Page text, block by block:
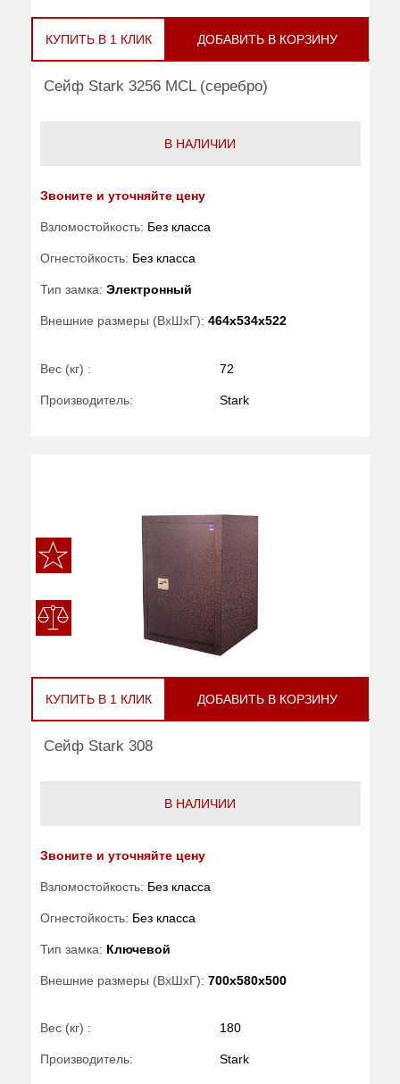
КУПИТЬ В 1 КЛИК ДОБАВИТЬ В КОРЗИНУ
Сейф Stark 3256 MCL (серебро)
В НАЛИЧИИ
Звоните и уточняйте цену
Взломостойкость: Без класса
Огнестойкость: Без класса
Тип замка: Электронный
Внешние размеры (ВхШхГ): 464x534x522
Вес (кг) : 72
Производитель: Stark
КУПИТЬ В 1 КЛИК ДОБАВИТЬ В КОРЗИНУ
Сейф Stark 308
В НАЛИЧИИ
Звоните и уточняйте цену
Взломостойкость: Без класса
Огнестойкость: Без класса
Тип замка: Ключевой
Внешние размеры (ВхШхГ): 700x580x500
Вес (кг) : 180
Производитель: Stark